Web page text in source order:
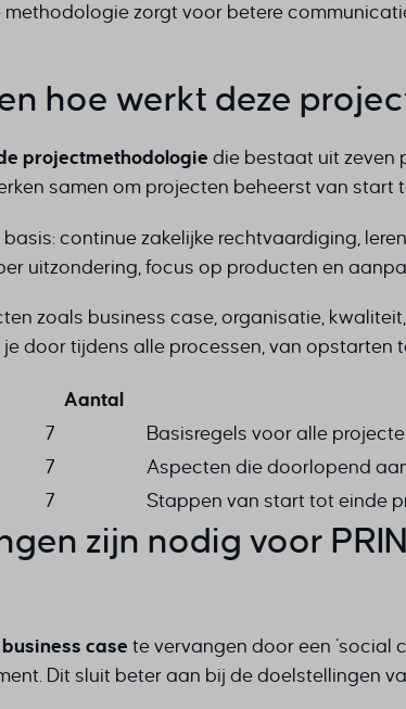
zorgt voor betere
en hoe werkt deze
projectmethodologie die bestaat uit zeven
samen om projecten beheerst van start
continue zakelijke rechtvaardiging,
uitzondering, focus op producten en
zoals business case, organisatie,
je door tijdens alle processen, van opstarten
Aantal
7
Basisregels voor alle
7
Aspecten die doorlopend
7 Stappen van start tot einde
zijn nodig voor
business case te vervangen door een ‘social
Dit sluit beter aan bij de doelstellingen